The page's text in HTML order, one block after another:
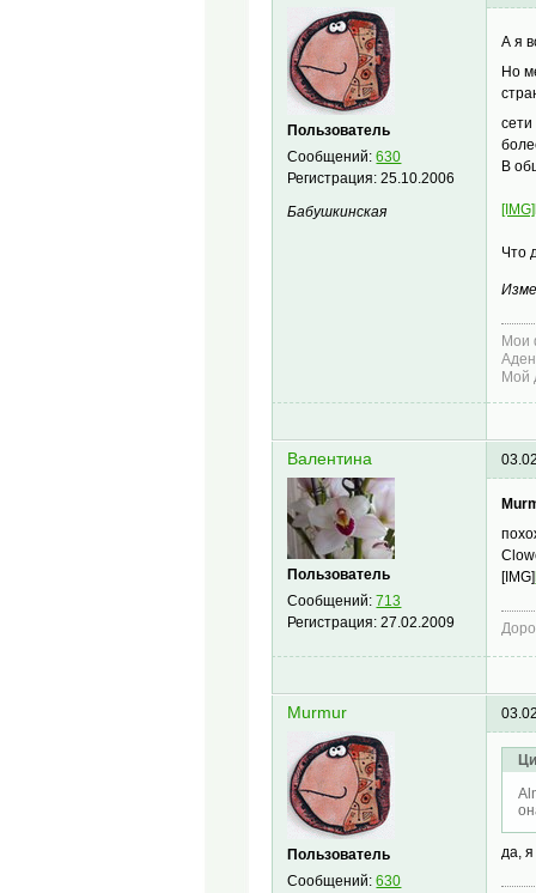
Пользователь
Сообщений:630
Регистрация:25.10.2006
Бабушкинская
А я
Но
В
Что
Мои
Мой
Валентина
Пользователь
Сообщений:713
Регистрация:27.02.2009
[IMG]
Murmur
Пользователь
Сообщений:630
да,